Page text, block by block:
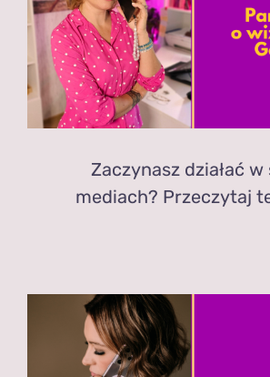
Zaczynasz działać w
mediach? Przeczytaj